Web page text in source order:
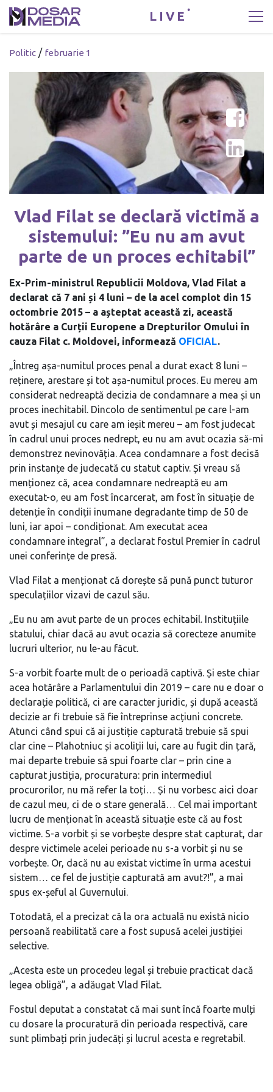
LIVE
Politic / februarie 1
Vlad Filat se declară victimă a
sistemului: ”Eu nu am avut
parte de un proces echitabil”
Ex-Prim-ministrul Republicii Moldova, Vlad Filat a
declarat că 7 ani și 4 luni – de la acel complot din 15
octombrie 2015 – a așteptat această zi, această
hotărâre a Curții Europene a Drepturilor Omului în
cauza Filat c. Moldovei, informează OFICIAL.
„Întreg așa-numitul proces penal a durat exact 8 luni –
reținere, arestare și tot așa-numitul proces. Eu mereu am
considerat nedreaptă decizia de condamnare a mea și un
proces inechitabil. Dincolo de sentimentul pe care l-am
avut și mesajul cu care am ieșit mereu – am fost judecat
în cadrul unui proces nedrept, eu nu am avut ocazia să-mi
demonstrez nevinovăția. Acea condamnare a fost decisă
prin instanțe de judecată cu statut captiv. Și vreau să
menționez că, acea condamnare nedreaptă eu am
executat-o, eu am fost încarcerat, am fost în situație de
detenție în condiții inumane degradante timp de 50 de
luni, iar apoi – condiționat. Am executat acea
condamnare integral”, a declarat fostul Premier în cadrul
unei conferințe de presă.
Vlad Filat a menționat că dorește să pună punct tuturor
speculațiilor vizavi de cazul său.
„Eu nu am avut parte de un proces echitabil. Instituțiile
statului, chiar dacă au avut ocazia să corecteze anumite
lucruri ulterior, nu le-au făcut.
S-a vorbit foarte mult de o perioadă captivă. Și este chiar
acea hotărâre a Parlamentului din 2019 – care nu e doar o
declarație politică, ci are caracter juridic, și după această
decizie ar fi trebuie să fie întreprinse acțiuni concrete.
Atunci când spui că ai justiție capturată trebuie să spui
clar cine – Plahotniuc și acoliții lui, care au fugit din țară,
mai departe trebuie să spui foarte clar – prin cine a
capturat justiția, procuratura: prin intermediul
procurorilor, nu mă refer la toți… Și nu vorbesc aici doar
de cazul meu, ci de o stare generală… Cel mai important
lucru de menționat în această situație este că au fost
victime. S-a vorbit și se vorbește despre stat capturat, dar
despre victimele acelei perioade nu s-a vorbit și nu se
vorbește. Or, dacă nu au existat victime în urma acestui
sistem… ce fel de justiție capturată am avut?!”, a mai
spus ex-șeful al Guvernului.
Totodată, el a precizat că la ora actuală nu există nicio
persoană reabilitată care a fost supusă acelei justiției
selective.
„Acesta este un procedeu legal și trebuie practicat dacă
legea obligă”, a adăugat Vlad Filat.
Fostul deputat a constatat că mai sunt încă foarte mulți
cu dosare la procuratură din perioada respectivă, care
sunt plimbați prin judecăți și lucrul acesta e regretabil.